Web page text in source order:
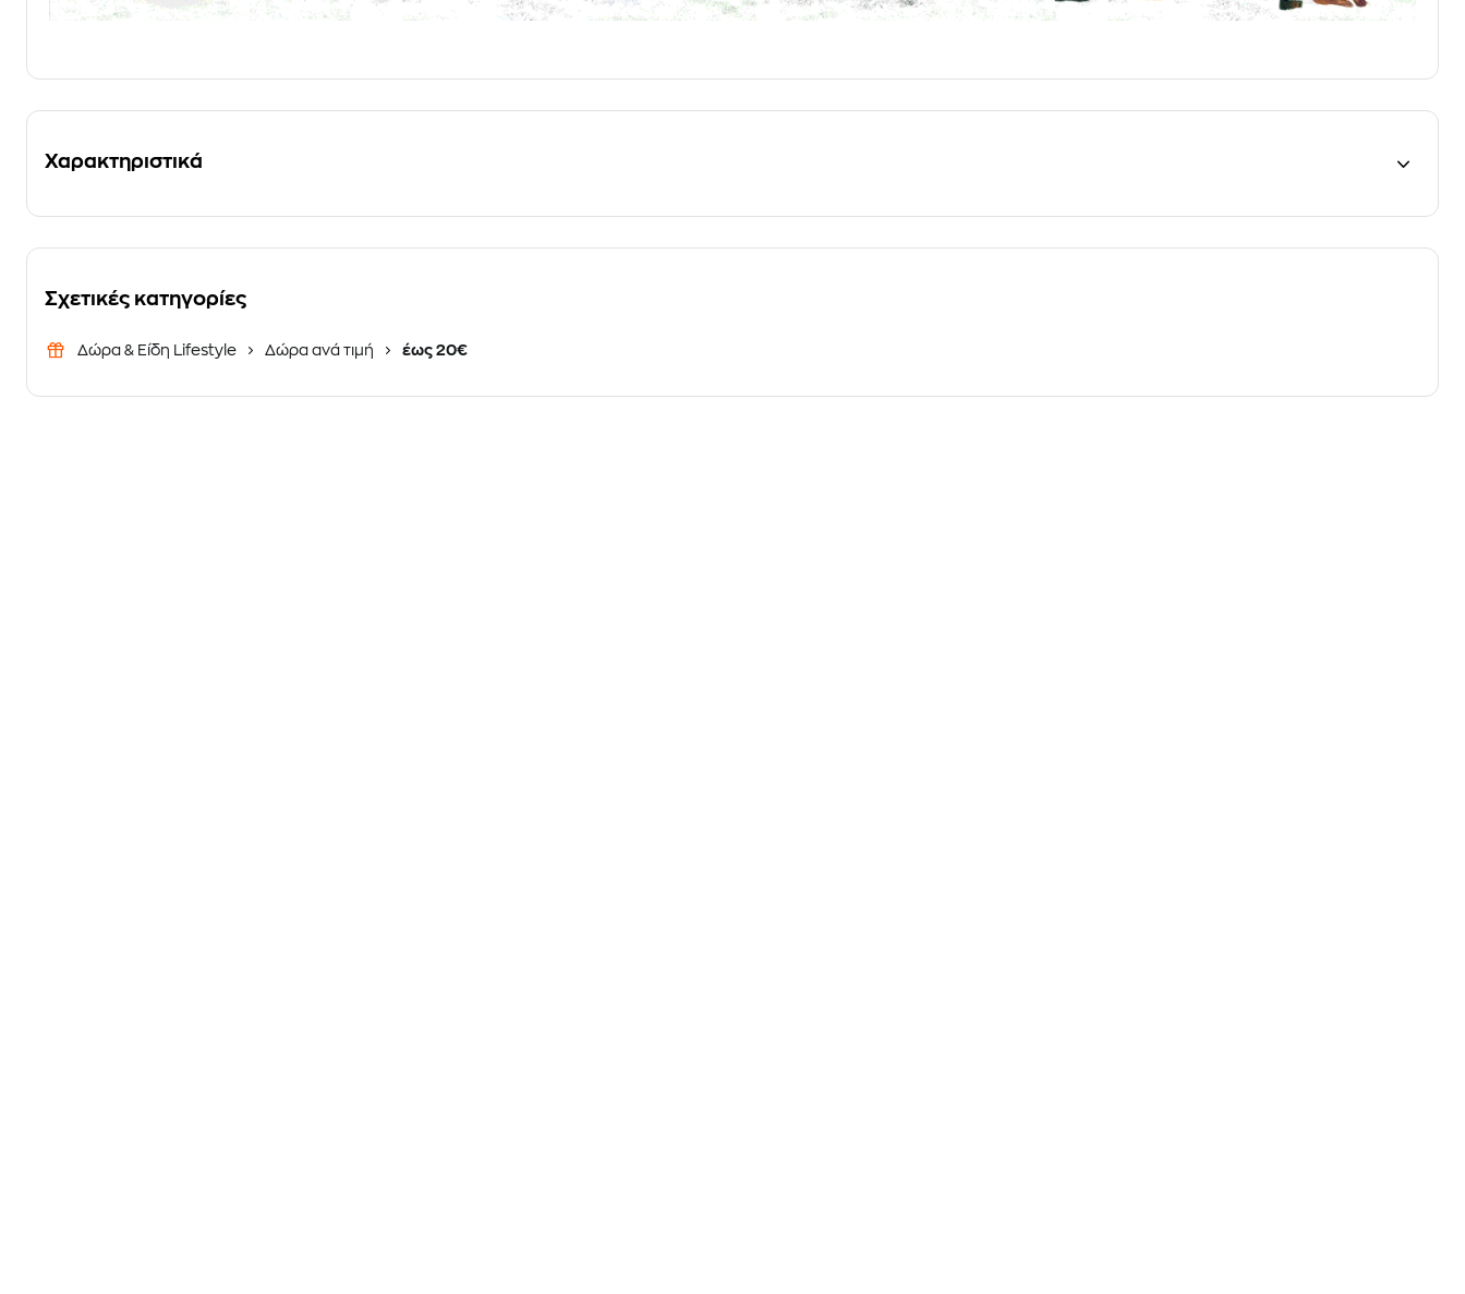
Χαρακτηριστικά
Σχετικές κατηγορίες
Δώρα & Είδη Lifestyle Δώρα ανά τιμή έως 20€